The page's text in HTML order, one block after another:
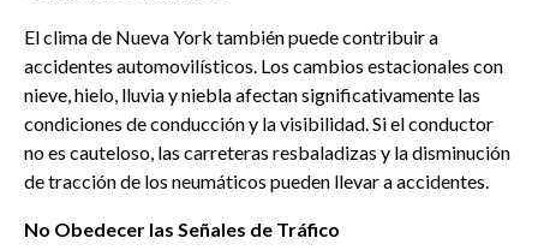
El clima de Nueva York también puede contribuir a
accidentes automovilísticos. Los cambios estacionales con
nieve, hielo, lluvia y niebla afectan significativamente las
condiciones de conducción y la visibilidad. Si el conductor
no es cauteloso, las carreteras resbaladizas y la disminución
de tracción de los neumáticos pueden llevar a accidentes.
No Obedecer las Señales de Tráfico